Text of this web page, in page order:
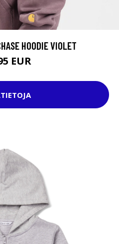
HOODIE VIOLET
EUR